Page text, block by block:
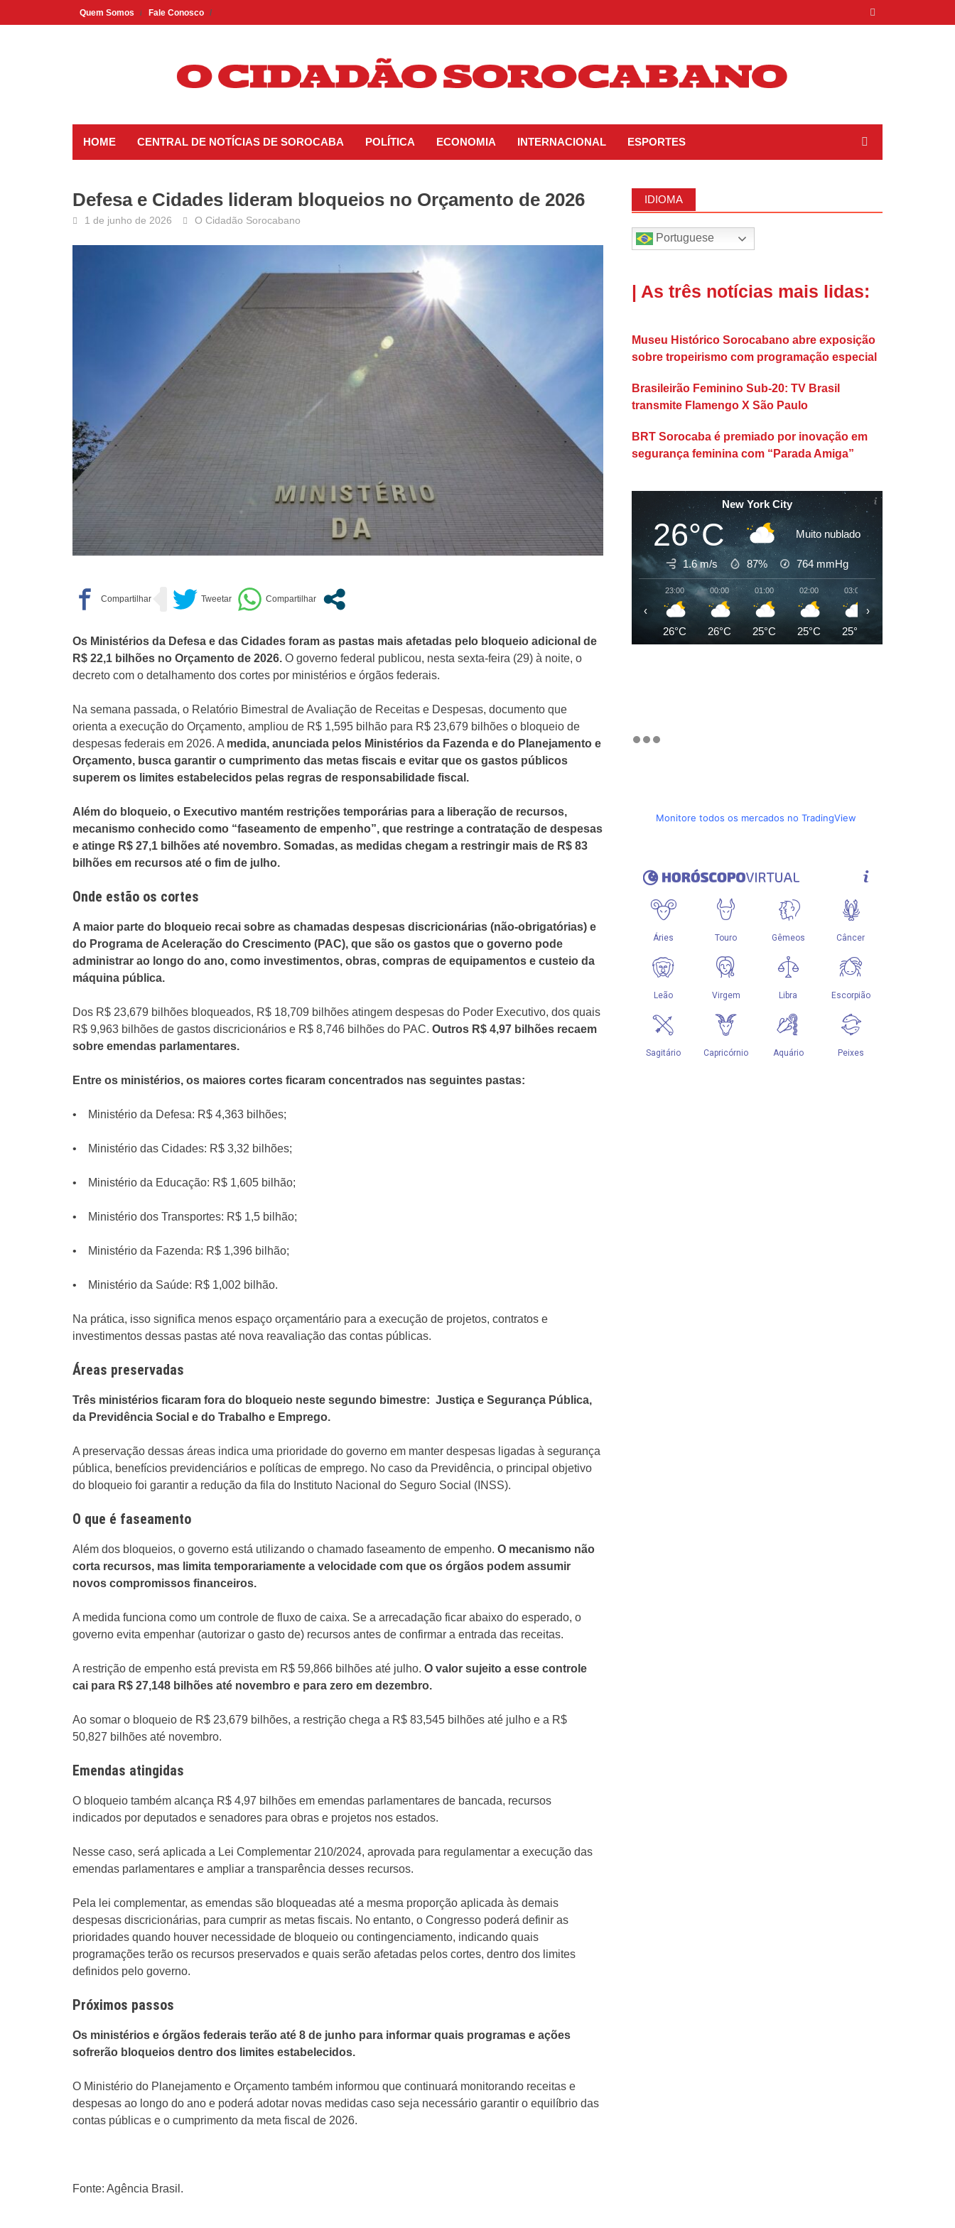
to
Quem Somos Fale Conosco
HOME CENTRAL DE NOTÍCIAS DE SOROCABA POLÍTICA ECONOMIA INTERNACIONAL ESPORTES
Defesa e Cidades lideram bloqueios no Orçamento de 2026
1 de junho de 2026 O Cidadão Sorocabano
Os Ministérios da Defesa e das Cidades foram as pastas mais afetadas pelo bloqueio adicional de
R$ 22,1 bilhões no Orçamento de 2026. O governo federal publicou, nesta sexta-feira (29) à noite, o
decreto com o detalhamento dos cortes por ministérios e órgãos federais.
Na semana passada, o Relatório Bimestral de Avaliação de Receitas e Despesas, documento que
orienta a execução do Orçamento, ampliou de R$ 1,595 bilhão para R$ 23,679 bilhões o bloqueio de
despesas federais em 2026. A medida, anunciada pelos Ministérios da Fazenda e do Planejamento e
Orçamento, busca garantir o cumprimento das metas fiscais e evitar que os gastos públicos
superem os limites estabelecidos pelas regras de responsabilidade fiscal.
Além do bloqueio, o Executivo mantém restrições temporárias para a liberação de recursos,
mecanismo conhecido como “faseamento de empenho”, que restringe a contratação de despesas
e atinge R$ 27,1 bilhões até novembro. Somadas, as medidas chegam a restringir mais de R$ 83
bilhões em recursos até o fim de julho.
Onde estão os cortes
A maior parte do bloqueio recai sobre as chamadas despesas discricionárias (não-obrigatórias) e
do Programa de Aceleração do Crescimento (PAC), que são os gastos que o governo pode
administrar ao longo do ano, como investimentos, obras, compras de equipamentos e custeio da
máquina pública.
Dos R$ 23,679 bilhões bloqueados, R$ 18,709 bilhões atingem despesas do Poder Executivo, dos quais
R$ 9,963 bilhões de gastos discricionários e R$ 8,746 bilhões do PAC. Outros R$ 4,97 bilhões recaem
sobre emendas parlamentares.
Entre os ministérios, os maiores cortes ficaram concentrados nas seguintes pastas:
• Ministério da Defesa: R$ 4,363 bilhões;
• Ministério das Cidades: R$ 3,32 bilhões;
• Ministério da Educação: R$ 1,605 bilhão;
• Ministério dos Transportes: R$ 1,5 bilhão;
• Ministério da Fazenda: R$ 1,396 bilhão;
• Ministério da Saúde: R$ 1,002 bilhão.
Na prática, isso significa menos espaço orçamentário para a execução de projetos, contratos e
investimentos dessas pastas até nova reavaliação das contas públicas.
Áreas preservadas
Três ministérios ficaram fora do bloqueio neste segundo bimestre: Justiça e Segurança Pública,
da Previdência Social e do Trabalho e Emprego.
A preservação dessas áreas indica uma prioridade do governo em manter despesas ligadas à segurança
pública, benefícios previdenciários e políticas de emprego. No caso da Previdência, o principal objetivo
do bloqueio foi garantir a redução da fila do Instituto Nacional do Seguro Social (INSS).
O que é faseamento
Além dos bloqueios, o governo está utilizando o chamado faseamento de empenho. O mecanismo não
corta recursos, mas limita temporariamente a velocidade com que os órgãos podem assumir
novos compromissos financeiros.
A medida funciona como um controle de fluxo de caixa. Se a arrecadação ficar abaixo do esperado, o
governo evita empenhar (autorizar o gasto de) recursos antes de confirmar a entrada das receitas.
A restrição de empenho está prevista em R$ 59,866 bilhões até julho. O valor sujeito a esse controle
cai para R$ 27,148 bilhões até novembro e para zero em dezembro.
Ao somar o bloqueio de R$ 23,679 bilhões, a restrição chega a R$ 83,545 bilhões até julho e a R$
50,827 bilhões até novembro.
Emendas atingidas
O bloqueio também alcança R$ 4,97 bilhões em emendas parlamentares de bancada, recursos
indicados por deputados e senadores para obras e projetos nos estados.
Nesse caso, será aplicada a Lei Complementar 210/2024, aprovada para regulamentar a execução das
emendas parlamentares e ampliar a transparência desses recursos.
Pela lei complementar, as emendas são bloqueadas até a mesma proporção aplicada às demais
despesas discricionárias, para cumprir as metas fiscais. No entanto, o Congresso poderá definir as
prioridades quando houver necessidade de bloqueio ou contingenciamento, indicando quais
programações terão os recursos preservados e quais serão afetadas pelos cortes, dentro dos limites
definidos pelo governo.
Próximos passos
Os ministérios e órgãos federais terão até 8 de junho para informar quais programas e ações
sofrerão bloqueios dentro dos limites estabelecidos.
O Ministério do Planejamento e Orçamento também informou que continuará monitorando receitas e
despesas ao longo do ano e poderá adotar novas medidas caso seja necessário garantir o equilíbrio das
contas públicas e o cumprimento da meta fiscal de 2026.
Fonte: Agência Brasil.
IDIOMA
Portuguese
| As três notícias mais lidas:
Museu Histórico Sorocabano abre exposição
sobre tropeirismo com programação especial
Brasileirão Feminino Sub-20: TV Brasil
transmite Flamengo X São Paulo
BRT Sorocaba é premiado por inovação em
segurança feminina com “Parada Amiga”
New York City
26°C Muito nublado
1.6 m/s 87% 764 mmHg
23:00
26°C
00:00
26°C
01:00
25°C
02:00
25°C
03:00
25°C
‹ ›
Monitore todos os mercados no TradingView